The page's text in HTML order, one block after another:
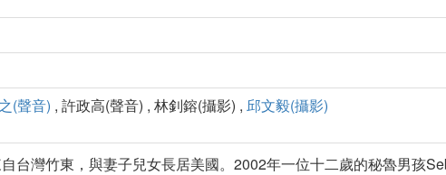
(聲音) , 許政高(聲音) , 林釗鎔(攝影) , 邱文毅(攝影)
台灣竹東，與妻子兒女長居美國。2002年一位十二歲的秘魯男孩